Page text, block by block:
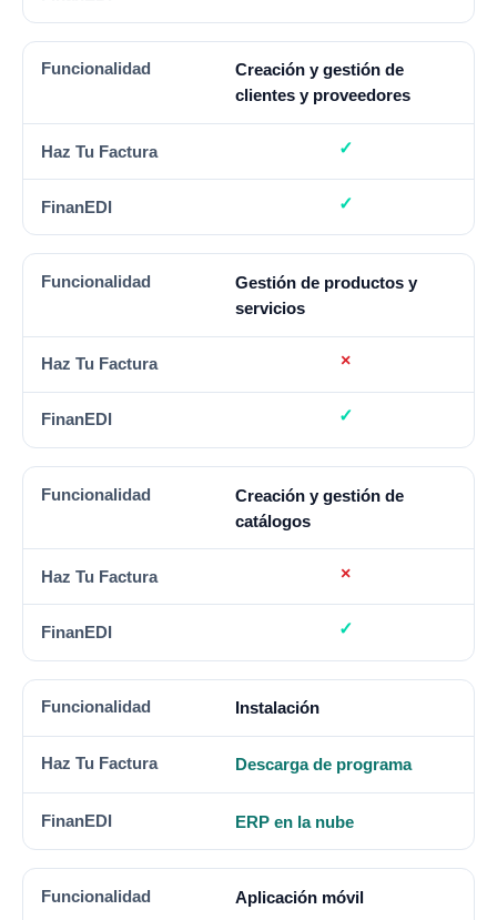
Creación y gestión de
clientes y proveedores
Gestión de productos y
servicios
Creación y gestión de
catálogos
Instalación
Descarga de programa
ERP en la nube
Aplicación móvil